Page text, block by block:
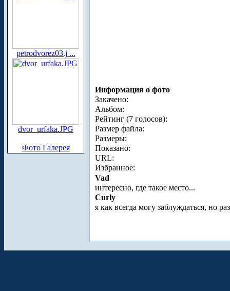
petrodvorez03.j ...
dvor_urfaka.JPG
Фото Галерея
Информация о фото
Закачено:
Альбом:
Рейтинг (7 голосов):
Размер файла:
Размеры:
Показано:
URL:
Избранное:
Vad
интересно, где такое место...
Curly
я как всегда могу заблуждаться, но